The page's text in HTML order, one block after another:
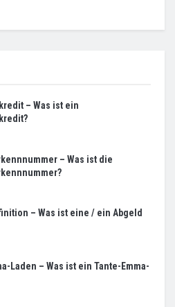
– Was ist ein
– Was ist die
– Was ist eine / ein Abgeld
Laden – Was ist ein Tante-Emma-